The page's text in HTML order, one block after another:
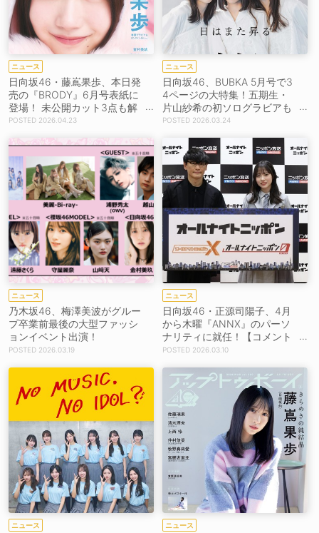
ニュース
日向坂46・藤嶌果歩、本日発
売の『BRODY』6月号表紙に
登場！ 未公開カット3点も解
禁
2026.04.23
ニュース
日向坂46、BUBKA 5月号で3
4ページの大特集！五期生・
片山紗希の初ソログラビアも
掲載
2026.03.24
ニュース
乃木坂46、梅澤美波がグルー
プ卒業前最後の大型ファッシ
ョンイベント出演！
2026.03.19
ニュース
日向坂46・正源司陽子、4月
から木曜『ANNX』のパーソ
ナリティに就任！【コメント
あり】 2026.03.10
ニュース ニュース